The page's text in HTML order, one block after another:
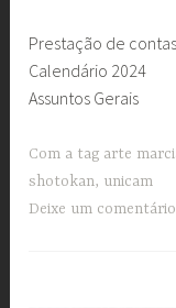
Prestação de contas
Calendário 2024
Assuntos Gerais
Com a tag arte
shotokan, unicam
Deixe um comentário